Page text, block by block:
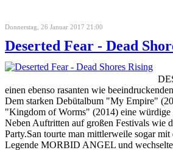
Donnerstag, 26 Januar 2017 21:00
Deserted Fear - Dead
einen ebenso rasanten wie
Dem starken Debütalbum "My Empire"
"Kingdom of Worms" (2014) eine würdige
Neben Auftritten auf großen Festivals wie
Party.San tourte man mittlerweile sogar
Legende MORBID ANGEL und wechselte